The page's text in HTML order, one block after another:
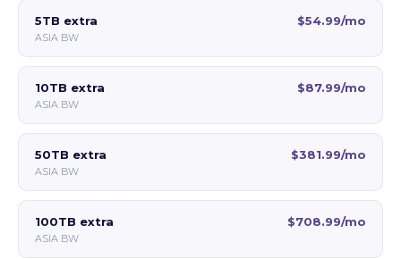
5TB extra
ASIA BW
$54.99/mo
10TB extra
ASIA BW
$87.99/mo
50TB extra
ASIA BW
$381.99/mo
100TB extra
ASIA BW
$708.99/mo